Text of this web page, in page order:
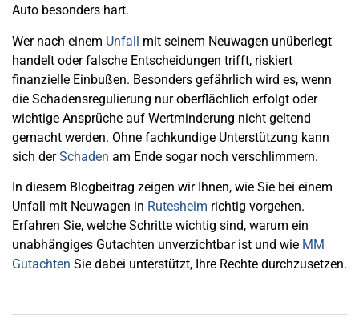
Auto besonders hart.
Wer nach einem Unfall mit seinem Neuwagen unüberlegt
handelt oder falsche Entscheidungen trifft, riskiert
finanzielle Einbußen. Besonders gefährlich wird es, wenn
die Schadensregulierung nur oberflächlich erfolgt oder
wichtige Ansprüche auf Wertminderung nicht geltend
gemacht werden. Ohne fachkundige Unterstützung kann
sich derSchaden am Ende sogar noch verschlimmern.
In diesem Blogbeitrag zeigen wir Ihnen, wie Sie bei einem
Unfall mit Neuwagen in Rutesheim richtig vorgehen.
Erfahren Sie, welche Schritte wichtig sind, warum ein
unabhängiges Gutachten unverzichtbar ist und wie MM
Gutachten Sie dabei unterstützt, Ihre Rechte durchzusetzen.